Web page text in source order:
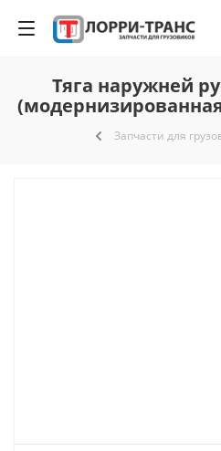
Тяга наружней
Запчасти для